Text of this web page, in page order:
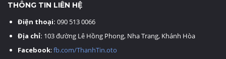
THÔNG TIN LIÊN HỆ
Điện thoại: 090 513 0066
Địa chỉ: 103 đường Lê Hồng Phong, Nha Trang, Khánh Hòa
Facebook:fb.com/ThanhTin.oto